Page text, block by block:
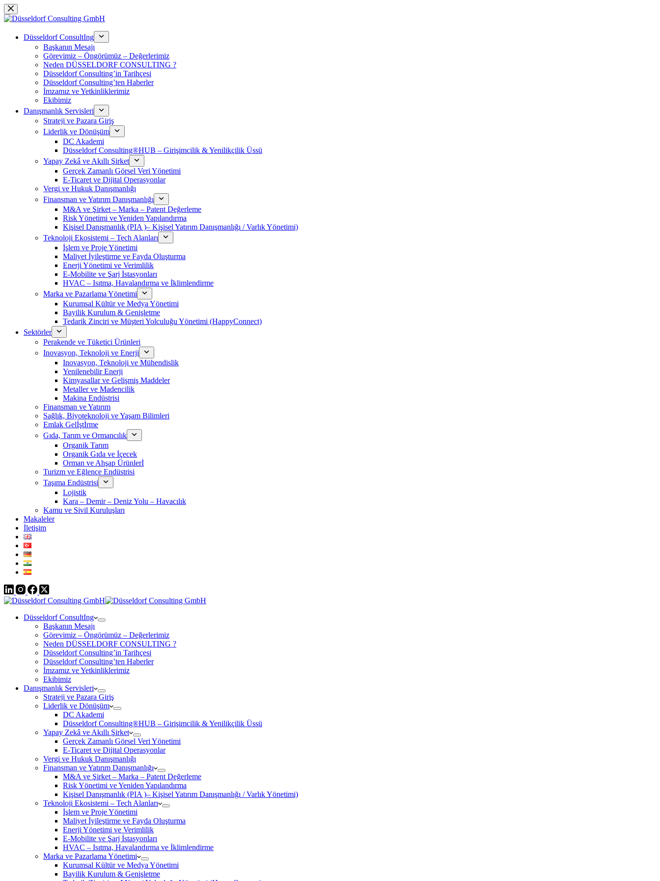
跳
过
Düsseldorf ConsultIng
Başkanın Mesajı
Görevimiz – Öngörümüz – Değerlerimiz
Neden DÜSSELDORF CONSULTING ?
Düsseldorf Consulting’in Tarihçesi
Düsseldorf Consulting’ten Haberler
İmzamız ve Yetkinliklerimiz
Ekibimiz
Danışmanlık Servisleri
Strateji ve Pazara Giriş
Liderlik ve Dönüşüm
DC Akademi
Düsseldorf Consulting®HUB – Girişimcilik & Yenilikçilik Üssü
Yapay Zekâ ve Akıllı Şirket
Gerçek Zamanlı Görsel Veri Yönetimi
E-Ticaret ve Dijital Operasyonlar
Vergi ve Hukuk Danışmanlığı
Finansman ve Yatırım Danışmanlığı
M&A ve Şirket – Marka – Patent Değerleme
Risk Yönetimi ve Yeniden Yapılandırma
Kişisel Danışmanlık (PIA )– Kişisel Yatırım Danışmanlığı / Varlık Yönetimi)
Teknoloji Ekosistemi – Tech Alanları
İşlem ve Proje Yönetimi
Maliyet İyileştirme ve Fayda Oluşturma
Enerji Yönetimi ve Verimlilik
E-Mobilite ve Şarj İstasyonları
HVAC – Isıtma, Havalandırma ve İklimlendirme
Marka ve Pazarlama Yönetimi
Kurumsal Kültür ve Medya Yönetimi
Bayilik Kurulum & Genişletme
Tedarik Zinciri ve Müşteri Yolculuğu Yönetimi (HappyConnect)
Sektörler
Perakende ve Tüketici Ürünleri
Inovasyon, Teknoloji ve Enerji
Inovasyon, Teknoloji ve Mühendislik
Yenilenebilir Enerji
Kimyasallar ve Gelişmiş Maddeler
Metaller ve Madencilik
Makina Endüstrisi
Finansman ve Yatırım
Sağlık, Biyoteknoloji ve Yaşam Bilimleri
Emlak Gelİştİrme
Gıda, Tarım ve Ormancılık
Organik Tarım
Organik Gıda ve İçecek
Orman ve Ahşap Ürünlerİ
Turizm ve Eğlence Endüstrisi
Taşıma Endüstrisi
Lojistik
Kara – Demir – Deniz Yolu – Havacılık
Kamu ve Sivil Kuruluşları
Makaleler
İletişim
Düsseldorf ConsultIng
Başkanın Mesajı
Görevimiz – Öngörümüz – Değerlerimiz
Neden DÜSSELDORF CONSULTING ?
Düsseldorf Consulting’in Tarihçesi
Düsseldorf Consulting’ten Haberler
İmzamız ve Yetkinliklerimiz
Ekibimiz
Danışmanlık Servisleri
Strateji ve Pazara Giriş
Liderlik ve Dönüşüm
DC Akademi
Düsseldorf Consulting®HUB – Girişimcilik & Yenilikçilik Üssü
Yapay Zekâ ve Akıllı Şirket
Gerçek Zamanlı Görsel Veri Yönetimi
E-Ticaret ve Dijital Operasyonlar
Vergi ve Hukuk Danışmanlığı
Finansman ve Yatırım Danışmanlığı
M&A ve Şirket – Marka – Patent Değerleme
Risk Yönetimi ve Yeniden Yapılandırma
Kişisel Danışmanlık (PIA )– Kişisel Yatırım Danışmanlığı / Varlık Yönetimi)
Teknoloji Ekosistemi – Tech Alanları
İşlem ve Proje Yönetimi
Maliyet İyileştirme ve Fayda Oluşturma
Enerji Yönetimi ve Verimlilik
E-Mobilite ve Şarj İstasyonları
HVAC – Isıtma, Havalandırma ve İklimlendirme
Marka ve Pazarlama Yönetimi
Kurumsal Kültür ve Medya Yönetimi
Bayilik Kurulum & Genişletme